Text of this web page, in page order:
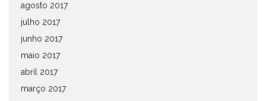
agosto 2017
julho 2017
junho 2017
maio 2017
abril 2017
março 2017